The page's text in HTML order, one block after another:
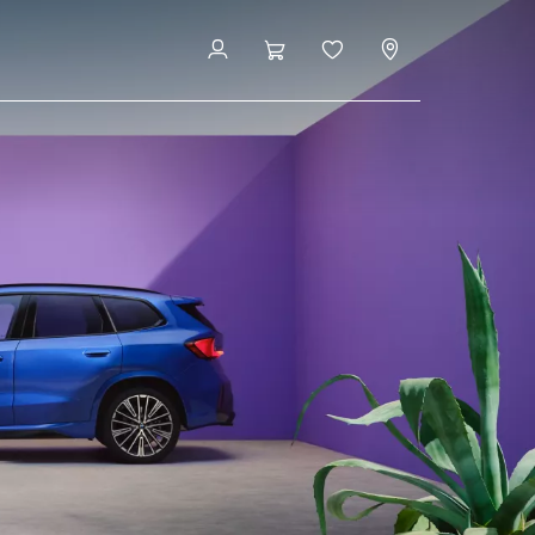
Programează o întâlnire